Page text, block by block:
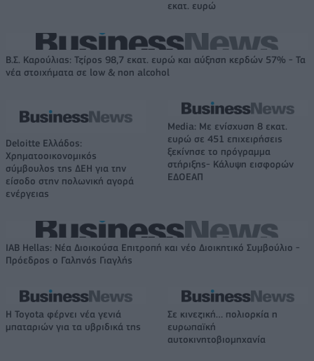
εκατ. ευρώ
Β.Σ. Καρούλιας: Τζίρος 98,7 εκατ. ευρώ και αύξηση κερδών 57% - Τα
νέα στοιχήματα σε low & non alcohol
Deloitte Ελλάδος:
Χρηματοοικονομικός
σύμβουλος της ΔΕΗ για την
είσοδο στην πολωνική αγορά
ενέργειας
Media: Με ενίσχυση 8 εκατ.
ευρώ σε 451 επιχειρήσεις
ξεκίνησε το πρόγραμμα
στήριξης- Κάλυψη εισφορών
ΕΔΟΕΑΠ
IAB Hellas: Νέα Διοικούσα Επιτροπή και νέο Διοικητικό Συμβούλιο -
Πρόεδρος ο Γαληνός Γιαγλής
Η Toyota φέρνει νέα γενιά
μπαταριών για τα υβριδικά της
Σε κινεζική… πολιορκία η
ευρωπαϊκή
αυτοκινητοβιομηχανία